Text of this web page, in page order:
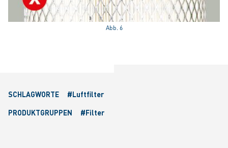
Abb. 6
SCHLAGWORTE
#Luftfilter
PRODUKTGRUPPEN
#Filter